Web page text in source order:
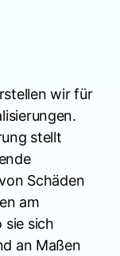
wir für
stellt
Schäden
am
sie sich
an Maßen